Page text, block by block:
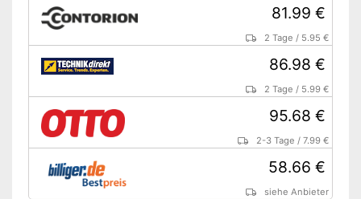
81.99 €
2 Tage / 5.95 €
86.98 €
2 Tage / 5.99 €
95.68 €
2-3 Tage /7.99 €
58.66 €
siehe Anbieter